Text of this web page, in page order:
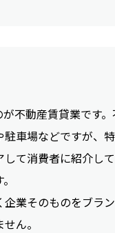
不動産賃貸業です
車場などですが、
て消費者に紹介し
業そのものをブラ
ん。